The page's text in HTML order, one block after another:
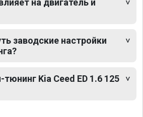
на двигатель и
заводские настройки
Kia Ceed ED 1.6 125